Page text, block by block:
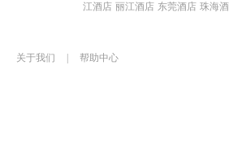
江酒店 丽江酒店 东莞酒店 珠海
关于我们
帮助中心